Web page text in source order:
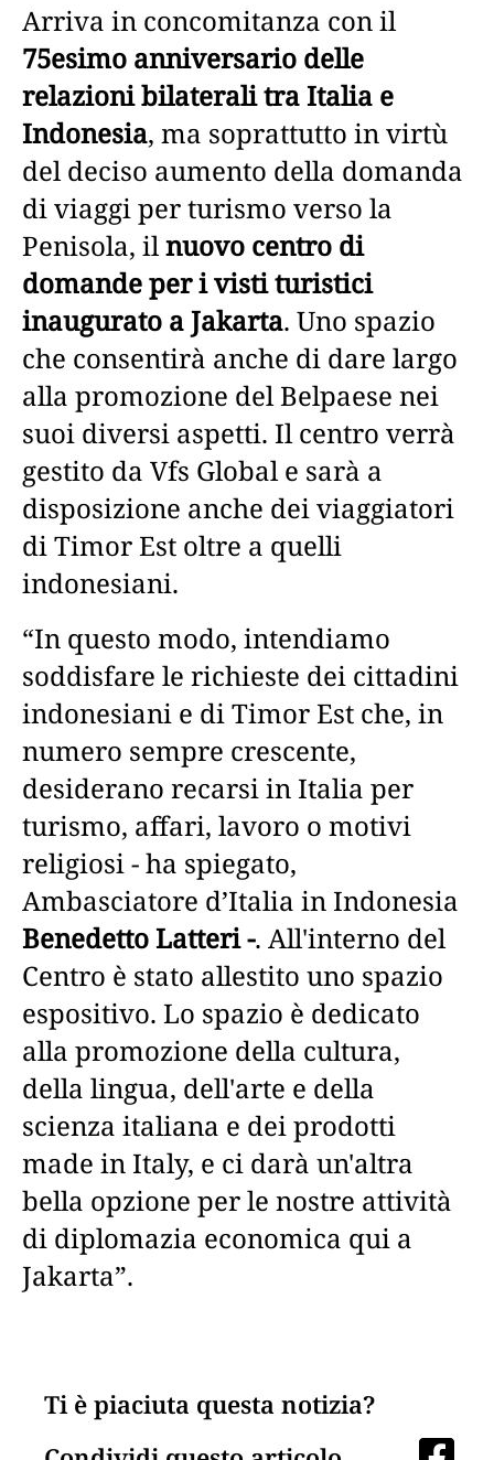
Arriva in concomitanza con il
75esimo anniversario delle
relazioni bilaterali tra Italia e
Indonesia, ma soprattutto in virtù
del deciso aumento della domanda
di viaggi per turismo verso la
Penisola, ilnuovo centro di
domande per i visti turistici
inaugurato a Jakarta. Uno spazio
che consentirà anche di dare largo
alla promozione del Belpaese nei
suoi diversi aspetti. Il centro verrà
gestito da Vfs Global e sarà a
disposizione anche dei viaggiatori
di Timor Est oltre a quelli
indonesiani.
“In questo modo, intendiamo
soddisfare le richieste dei cittadini
indonesiani e di Timor Est che, in
numero sempre crescente,
desiderano recarsi in Italia per
turismo, affari, lavoro o motivi
religiosi - ha spiegato,
Ambasciatore d’Italia in Indonesia
Benedetto Latteri -. All'interno del
Centro è stato allestito uno spazio
espositivo. Lo spazio è dedicato
alla promozione della cultura,
della lingua, dell'arte e della
scienza italiana e dei prodotti
made in Italy, e ci darà un'altra
bella opzione per le nostre attività
di diplomazia economica qui a
Jakarta”.
Ti è piaciuta questa notizia?